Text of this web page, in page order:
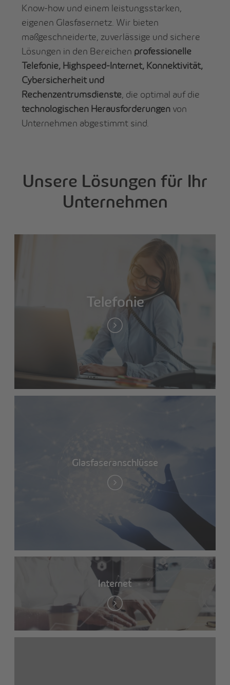
Know-how und einem leistungsstarken,
eigenen Glasfasernetz. Wir bieten
maßgeschneiderte, zuverlässige und sichere
Lösungen in den Bereichen professionelle
Telefonie, Highspeed-Internet, Konnektivität,
Cybersicherheit und
Rechenzentrumsdienste, die optimal auf die
technologischen Herausforderungen von
Unternehmen abgestimmt sind.
Unsere Lösungen für Ihr
Unternehmen
Telefonie
Glasfaseranschlüsse
Internet